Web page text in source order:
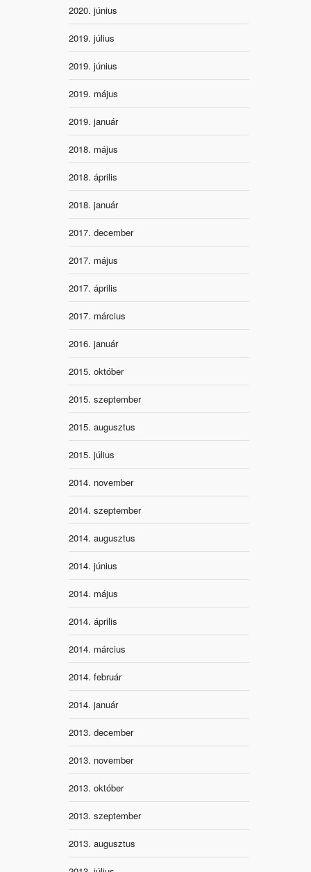
2020. június
2019. július
2019. június
2019. május
2019. január
2018. május
2018. április
2018. január
2017. december
2017. május
2017. április
2017. március
2016. január
2015. október
2015. szeptember
2015. augusztus
2015. július
2014. november
2014. szeptember
2014. augusztus
2014. június
2014. május
2014. április
2014. március
2014. február
2014. január
2013. december
2013. november
2013. október
2013. szeptember
2013. augusztus